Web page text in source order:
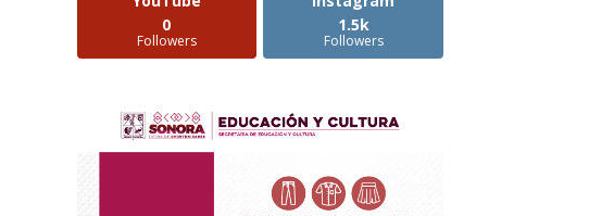
0
Followers
1.5k
Followers